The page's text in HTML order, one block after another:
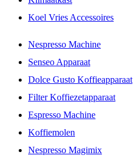
Koel Vries Accessoires
Nespresso Machine
Senseo Apparaat
Dolce Gusto Koffieapparaat
Filter Koffiezetapparaat
Espresso Machine
Koffiemolen
Nespresso Magimix